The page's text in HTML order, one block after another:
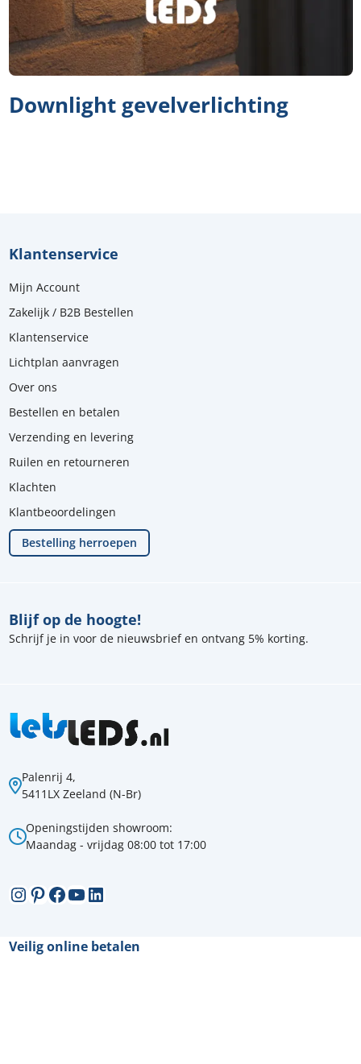
Downlight gevelverlichting
Palenrij 4,
5411LX Zeeland (N-Br)
Openingstijden showroom:
Maandag - vrijdag 08:00 tot 17:00
Instagram
Pinterest
Facebook
YouTube
LinkedIn
Blijf op de hoogte!
Schrijf je in voor de nieuwsbrief en ontvang 5% korting.
Klantenservice
Mijn Account
Zakelijk / B2B Bestellen
Klantenservice
Lichtplan aanvragen
Over ons
Bestellen en betalen
Verzending en levering
Ruilen en retourneren
Klachten
Klantbeoordelingen
Bestelling herroepen
Veilig online betalen